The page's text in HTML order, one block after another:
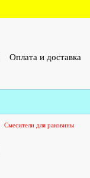
Оплата и доставка
Смесители для раковины